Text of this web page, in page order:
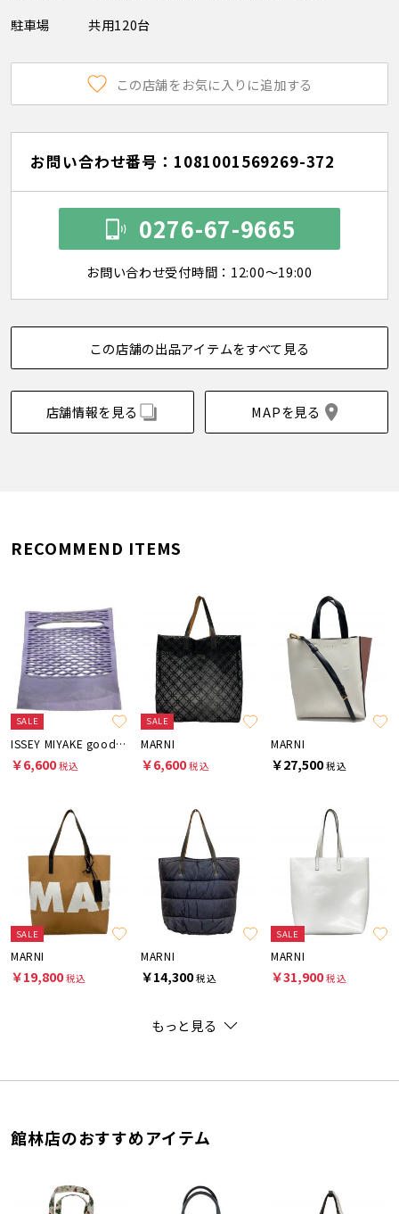
駐車場
共用120台
この店舗をお気に入りに追加する
お問い合わせ番号：1081001569269-372
0276-67-9665
お問い合わせ受付時間：12:00～19:00
この店舗の出品アイテムをすべて見る
店舗情報を見る MAPを見る
RECOMMEND ITEMS
SALE
ISSEY MIYAKE good goods
￥6,600税込
SALE
MARNI
￥6,600税込
MARNI
￥27,500税込
SALE
MARNI
￥19,800税込
MARNI
￥14,300税込
SALE
MARNI
￥31,900税込
もっと見る
館林店のおすすめアイテム